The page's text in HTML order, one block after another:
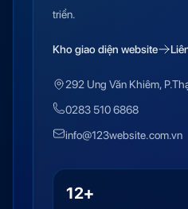
triển.
Kho giao diện website
292 Ung Văn Khiêm,
0283 510 6868
info@123website.com.vn
12+